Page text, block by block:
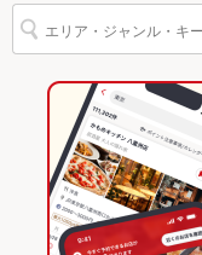
その他
なし ：ご用
お子様連れ
お子様連れ
で楽しめる
ウェディン
ご相談くださ
炭火焼肉 ぶち 青崎店
炭火焼肉 ごろう 流川
皆実町六丁目（西側）
韓国料理
サムギョプサル
広島駅・横川・その他
広島市南区 × サムギョ
広島 × 焼肉・ホルモン
広島 × 焼肉
広島の焼肉・ホルモン
広島駅・横川・その他
広島駅・横川・その他
広島市南区のグルメラン